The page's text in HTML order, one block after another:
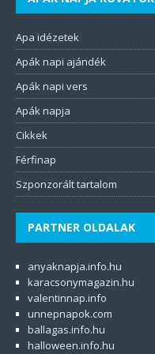
Apa idézetek
Apák napi ajándék
Apák napi vers
Apák napja
Cikkek
Férfinap
Szponzorált tartalom
PARTNER OLDALAK
anyaknapja.info.hu
karacsonymagazin.hu
valentinnap.info
unnepnapok.com
ballagas.info.hu
halloween.info.hu